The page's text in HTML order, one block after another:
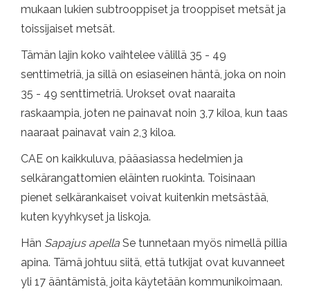
mukaan lukien subtrooppiset ja trooppiset metsät ja
toissijaiset metsät.
Tämän lajin koko vaihtelee välillä 35 - 49
senttimetriä, ja sillä on esiaseinen häntä, joka on noin
35 - 49 senttimetriä. Urokset ovat naaraita
raskaampia, joten ne painavat noin 3,7 kiloa, kun taas
naaraat painavat vain 2,3 kiloa.
CAE on kaikkuluva, pääasiassa hedelmien ja
selkärangattomien eläinten ruokinta. Toisinaan
pienet selkärankaiset voivat kuitenkin metsästää,
kuten kyyhkyset ja liskoja.
Hän Sapajus apella Se tunnetaan myös nimellä pillia
apina. Tämä johtuu siitä, että tutkijat ovat kuvanneet
yli 17 ääntämistä, joita käytetään kommunikoimaan.